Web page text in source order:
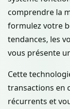
comprendre la
formulez votre
tendances, les
vous présente
Cette
transactions en
récurrents et